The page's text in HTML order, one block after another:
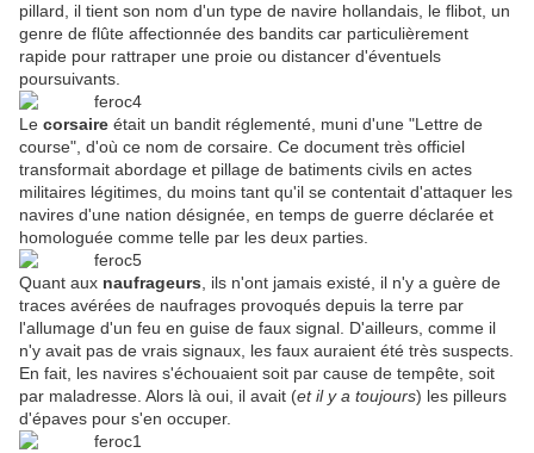
pillard, il tient son nom d'un type de navire hollandais, le flibot, un
genre de flûte affectionnée des bandits car particulièrement
rapide pour rattraper une proie ou distancer d'éventuels
poursuivants.
Le corsaire était un bandit réglementé, muni d'une "Lettre de
course", d'où ce nom de corsaire. Ce document très officiel
transformait abordage et pillage de batiments civils en actes
militaires légitimes, du moins tant qu'il se contentait d'attaquer les
navires d'une nation désignée, en temps de guerre déclarée et
homologuée comme telle par les deux parties.
Quant aux naufrageurs , ils n'ont jamais existé, il n'y a guère de
traces avérées de naufrages provoqués depuis la terre par
l'allumage d'un feu en guise de faux signal. D'ailleurs, comme il
n'y avait pas de vrais signaux, les faux auraient été très suspects.
En fait, les navires s'échouaient soit par cause de tempête, soit
par maladresse. Alors là oui, il avait (et il y a toujours) les pilleurs
d'épaves pour s'en occuper.